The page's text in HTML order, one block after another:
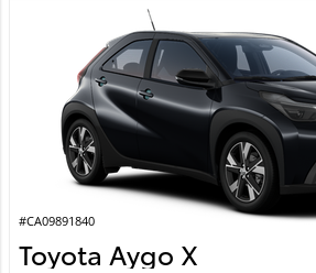
#CA09891840
Toyota Aygo X